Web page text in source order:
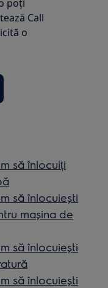
poţi
Call
o
să înlocuiți
să înlocuiești
mașina de
să înlocuiești
să înlocuiești